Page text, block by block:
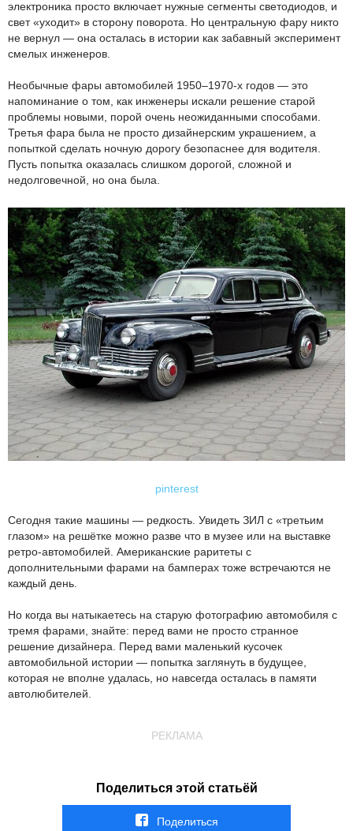
электроника просто включает нужные сегменты светодиодов, и
свет «уходит» в сторону поворота. Но центральную фару никто
не вернул — она осталась в истории как забавный эксперимент
смелых инженеров.
Необычные фары автомобилей 1950–1970-х годов — это
напоминание о том, как инженеры искали решение старой
проблемы новыми, порой очень неожиданными способами.
Третья фара была не просто дизайнерским украшением, а
попыткой сделать ночную дорогу безопаснее для водителя.
Пусть попытка оказалась слишком дорогой, сложной и
недолговечной, но она была.
pinterest
Сегодня такие машины — редкость. Увидеть ЗИЛ с «третьим
глазом» на решётке можно разве что в музее или на выставке
ретро-автомобилей. Американские раритеты с
дополнительными фарами на бамперах тоже встречаются не
каждый день.
Но когда вы натыкаетесь на старую фотографию автомобиля с
тремя фарами, знайте: перед вами не просто странное
решение дизайнера. Перед вами маленький кусочек
автомобильной истории — попытка заглянуть в будущее,
которая не вполне удалась, но навсегда осталась в памяти
автолюбителей.
РЕКЛАМА
Поделиться этой статьёй
Поделиться